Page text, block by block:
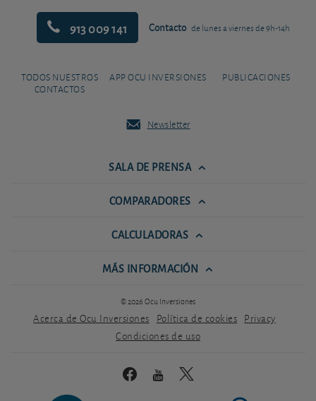
913 009 141 Contacto de lunes a viernes de 9h-14h
TODOS NUESTROS
CONTACTOS
APP OCU INVERSIONES PUBLICACIONES
Newsletter
SALA DE PRENSA
COMPARADORES
CALCULADORAS
MÁS INFORMACIÓN
© 2026 Ocu Inversiones
Acerca de Ocu Inversiones Política de cookies Privacy
Condiciones de uso